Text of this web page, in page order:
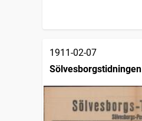
1911-02-07
Sölvesborgstidningen